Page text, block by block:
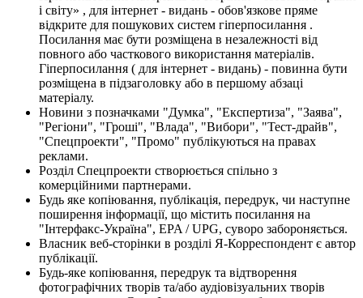
і світу» , для інтернет - видань - обов'язкове пряме
відкрите для пошукових систем гіперпосилання .
Посилання має бути розміщена в незалежності від
повного або часткового використання матеріалів.
Гіперпосилання ( для інтернет - видань) - повинна бути
розміщена в підзаголовку або в першому абзаці
матеріалу.
Новини з позначками "Думка", "Експертиза", "Заява",
"Регіони", "Гроші", "Влада", "Вибори", "Тест-драйв",
"Спецпроекти", "Промо" публікуються на правах
реклами.
Розділ Спецпроекти створюється спільно з
комерційними партнерами.
Будь яке копіювання, публікація, передрук, чи наступне
поширення інформації, що містить посилання на
"Інтерфакс-Україна", EPA / UPG, суворо забороняється.
Власник веб-сторінки в розділі Я-Корреспондент є автор
публікації.
Будь-яке копіювання, передрук та відтворення
фотографічних творів та/або аудіовізуальних творів